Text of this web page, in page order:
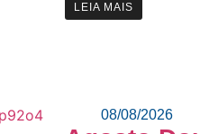
LEIA MAIS
08/08/2026